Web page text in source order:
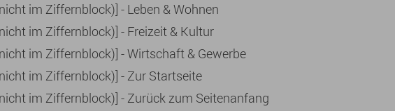
im Ziffernblock)] - Leben & Wohnen
im Ziffernblock)] - Freizeit & Kultur
im Ziffernblock)] - Wirtschaft & Gewerbe
im Ziffernblock)] - Zur Startseite
im Ziffernblock)] - Zurück zum Seitenanfang